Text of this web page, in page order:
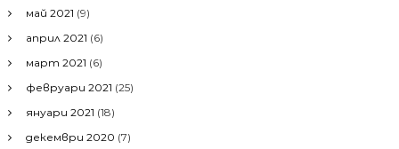
май 2021 (9)
април 2021 (6)
март 2021 (6)
февруари 2021 (25)
януари 2021 (18)
декември 2020 (7)